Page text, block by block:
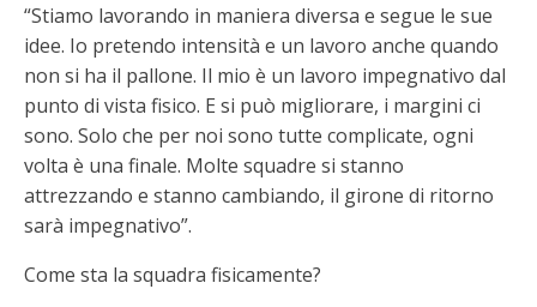
“Stiamo lavorando in maniera diversa e segue le sue
idee. Io pretendo intensità e un lavoro anche quando
non si ha il pallone. Il mio è un lavoro impegnativo dal
punto di vista fisico. E si può migliorare, i margini ci
sono. Solo che per noi sono tutte complicate, ogni
volta è una finale. Molte squadre si stanno
attrezzando e stanno cambiando, il girone di ritorno
sarà impegnativo”.
Come sta la squadra fisicamente?